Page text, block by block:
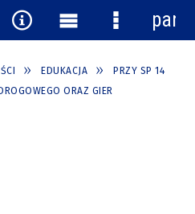
EDUKACJA
PRZY SP 14
ORAZ GIER
Narzędzia
Menu
główne
Menu
panel